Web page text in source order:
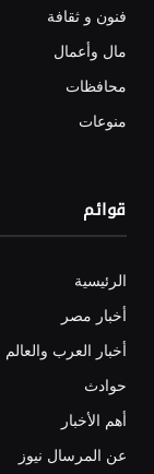
فنون و ثقافة
مال وأعمال
محافظات
منوعات
قوائم
الرئيسية
أخبار مصر
أخبار العرب والعالم
حوادث
أهم الأخبار
عن المرسال نيوز